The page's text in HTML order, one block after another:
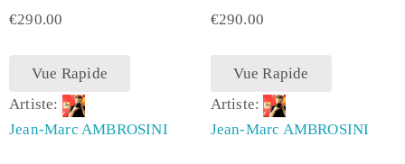
€290.00
Vue Rapide
Artiste:
Jean-Marc AMBROSINI
€290.00
Vue Rapide
Artiste:
Jean-Marc AMBROSINI